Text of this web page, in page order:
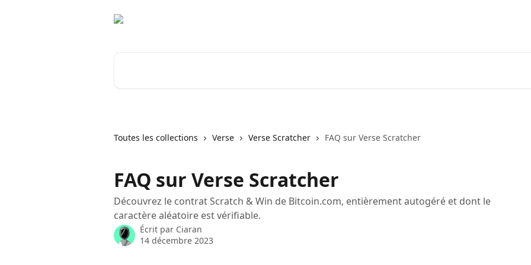
Toutes les collections Verse Verse Scratcher FAQ sur Verse Scratcher
FAQ sur Verse Scratcher
Découvrez le contrat Scratch & Win de Bitcoin.com, entièrement autogéré et dont le
caractère aléatoire est vérifiable.
Écrit par Ciaran
14 décembre 2023